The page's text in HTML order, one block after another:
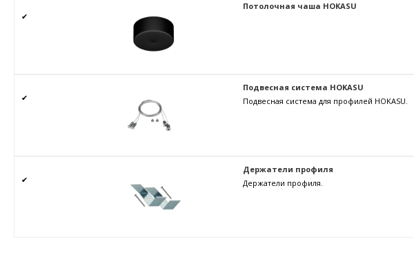
✔
Потолочная чаша HOKASU
✔
Подвесная система HOKASU
Подвесная система для профилей HOKASU.
✔
Держатели профиля
Держатели профиля.